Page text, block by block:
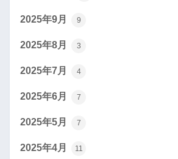
2025年9月 9
2025年8月 3
2025年7月 4
2025年6月 7
2025年5月 7
2025年4月 11